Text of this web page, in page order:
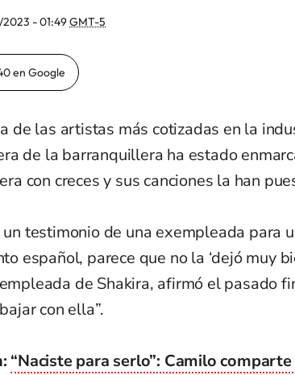
- 01:49GMT-5
en Google
de las artistas más cotizadas en la
de la barranquillera ha estado
con creces y sus canciones la han
testimonio de una exempleada para
español, parece que no la ‘dejó muy
de Shakira, afirmó el pasado
con ella”.
“Naciste para serlo”: Camilo